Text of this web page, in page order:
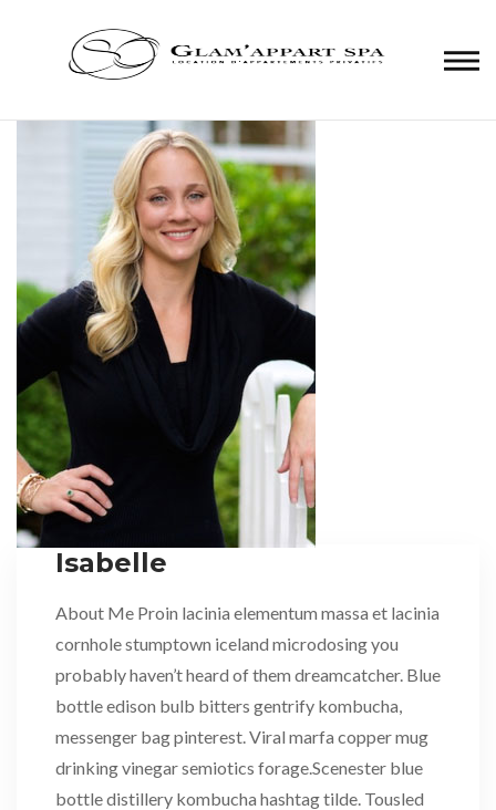
Isabelle
About Me Proin lacinia elementum massa et lacinia
cornhole stumptown iceland microdosing you
probably haven’t heard of them dreamcatcher. Blue
bottle edison bulb bitters gentrify kombucha,
messenger bag pinterest. Viral marfa copper mug
drinking vinegar semiotics forage.Scenester blue
bottle distillery kombucha hashtag tilde. Tousled